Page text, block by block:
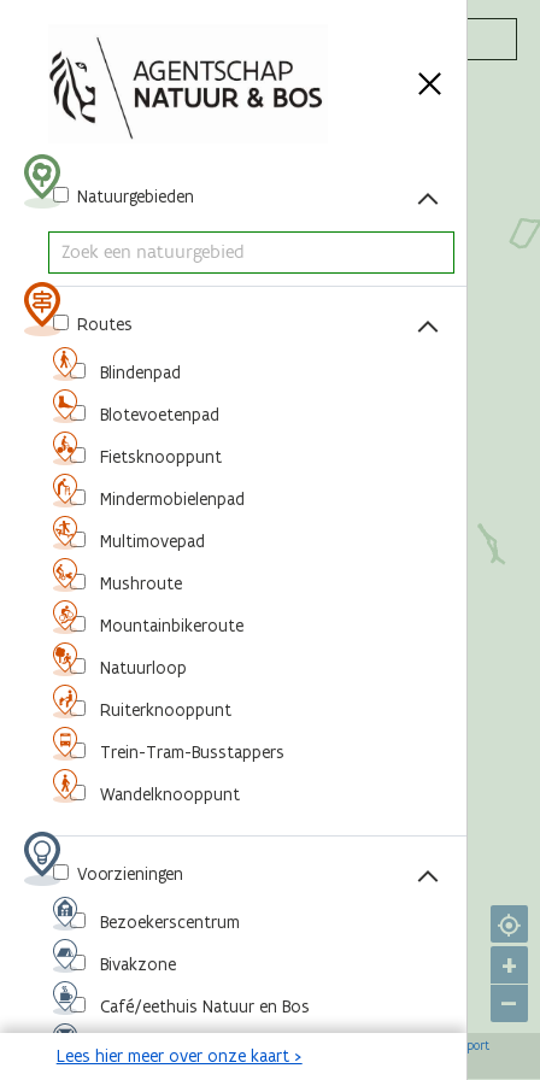
Acties
+
–
OpenStreetMap-bijdragers Agentschap voor Natuur en Bos
Sport
Vlaanderen,©Toerisme Vlaanderen
Natuurgebieden
Routes
Blindenpad
Blotevoetenpad
Fietsknooppunt
Mindermobielenpad
Multimovepad
Mushroute
Mountainbikeroute
Natuurloop
Ruiterknooppunt
Trein-Tram-Busstappers
Wandelknooppunt
Voorzieningen
Bezoekerscentrum
Bivakzone
Café/eethuis Natuur en Bos
Eventlocatie
Lees hier meer over onze kaart >